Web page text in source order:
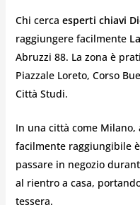
Chi cerca esperti chiavi
raggiungere facilmente
Abruzzi 88. La zona è
Piazzale Loreto, Corso
Città Studi.
In una città come
facilmente raggiungibile
passare in negozio
al rientro a casa,
tessera.